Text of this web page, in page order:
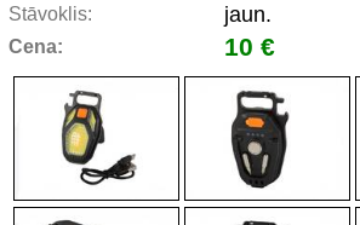
Stāvoklis: jaun.
Cena: 10 €